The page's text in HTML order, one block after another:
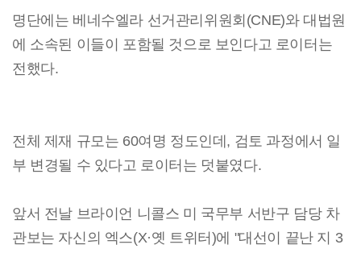
명단에는 베네수엘라 선거관리위원회(CNE)와 대법원
에 소속된 이들이 포함될 것으로 보인다고 로이터는
전했다.
전체 제재 규모는 60여명 정도인데, 검토 과정에서 일
부 변경될 수 있다고 로이터는 덧붙였다.
앞서 전날 브라이언 니콜스 미 국무부 서반구 담당 차
관보는 자신의 엑스(X·옛 트위터)에 "대선이 끝난 지 3